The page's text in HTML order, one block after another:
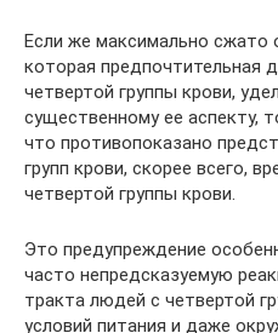
Если же максимально сжато
которая предпочтительная
четвертой группы крови,
существенному ее аспекту,
что противопоказано
групп крови, скорее всего,
четвертой группы крови.
Это предупреждение
часто непредсказуемую
тракта людей с четвертой
условий питания и даже